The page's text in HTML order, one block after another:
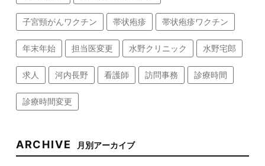
子宮頸がんワクチン 帯状疱疹 帯状疱疹ワクチン
年末年始 担当医変更 水野クリニック 水野宅郎
求人 河内長野 看護師 訪問事務 診療時間
診療時間変更
ARCHIVE 月別アーカイブ